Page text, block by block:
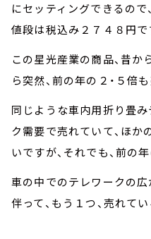
にセッティングできるので
値段は税込み２７４８円で
この星光産業の商品、昔か
ら突然、前の年の２・５倍
同じような車内用折り畳み
ク需要で売れていて、ほか
いですが、それでも、前の
車の中でのテレワークの
伴って、もう１つ、売れて